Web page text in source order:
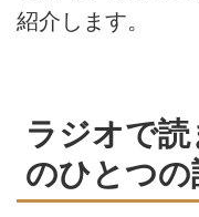
紹介します。
ラジオで
のひとつの